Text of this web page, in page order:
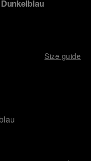
Size guide